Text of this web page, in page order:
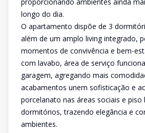
longo do dia.
O apartamento dispõe de 3
além de um amplo living integrado,
momentos de convivência e bem-
com lavabo, área de serviço
garagem, agregando mais
acabamentos unem sofisticação e
porcelanato nas áreas sociais e piso
dormitórios, trazendo elegância e
ambientes.